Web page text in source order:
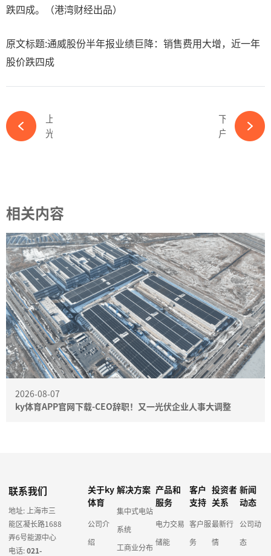
跌四成。（港湾财经出品）
原文标题:通威股份半年报业绩巨降：销售费用大增，近一年
股价跌四成
下一篇
户用光伏还能干吗？致广大光伏从业者-ky体育APP官网下载
相关内容
2026-08-07
ky体育APP官网下载-CEO辞职！又一光伏企业人事大调整
联系我们
地址: 上海市三
能区凝长路1688
弄6号能源中心
电话:021-
关于ky
体育
公司介
绍
解决方案
集中式电站
系统
工商业分布
产品和
服务
电力交易
储能
客户
支持
客户服
务
投资者
关系
最新行
情
新闻
动态
公司动
态